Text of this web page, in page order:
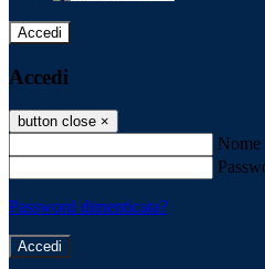
Accedi
Accedi
button close ×
Nome
Password dimenticata?